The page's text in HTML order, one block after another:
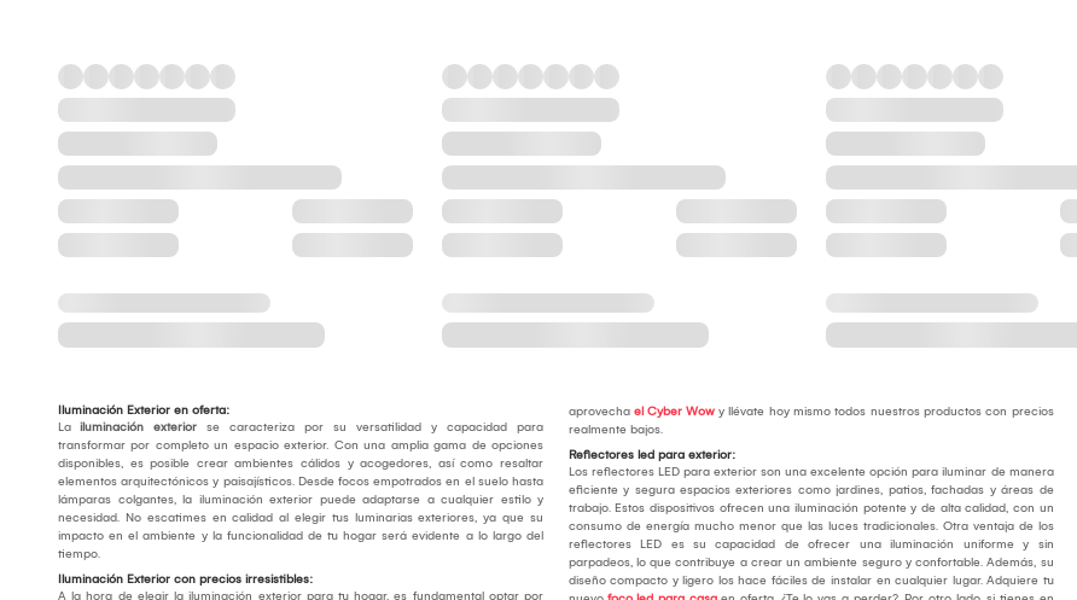
Iluminación Exterior en oferta:
La iluminación exterior se caracteriza por su versatilidad y capacidad para
transformar por completo un espacio exterior. Con una amplia gama de opciones
disponibles, es posible crear ambientes cálidos y acogedores, así como resaltar
elementos arquitectónicos y paisajísticos. Desde focos empotrados en el suelo hasta
lámparas colgantes, la iluminación exterior puede adaptarse a cualquier estilo y
necesidad. No escatimes en calidad al elegir tus luminarias exteriores, ya que su
impacto en el ambiente y la funcionalidad de tu hogar será evidente a lo largo del
tiempo.
Iluminación Exterior con precios irresistibles:
A la hora de elegir la iluminación exterior para tu hogar, es fundamental optar por
aprovecha el Cyber Wowy llévate hoy mismo todos nuestros productos con precios
realmente bajos.
Reflectores led para exterior:
Los reflectores LED para exterior son una excelente opción para iluminar de manera
eficiente y segura espacios exteriores como jardines, patios, fachadas y áreas de
trabajo. Estos dispositivos ofrecen una iluminación potente y de alta calidad, con un
consumo de energía mucho menor que las luces tradicionales. Otra ventaja de los
reflectores LED es su capacidad de ofrecer una iluminación uniforme y sin
parpadeos, lo que contribuye a crear un ambiente seguro y confortable. Además, su
diseño compacto y ligero los hace fáciles de instalar en cualquier lugar. Adquiere tu